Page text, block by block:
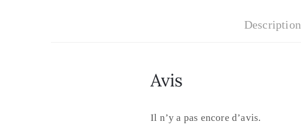
Description
Avis
Il n’y a pas encore d’avis.